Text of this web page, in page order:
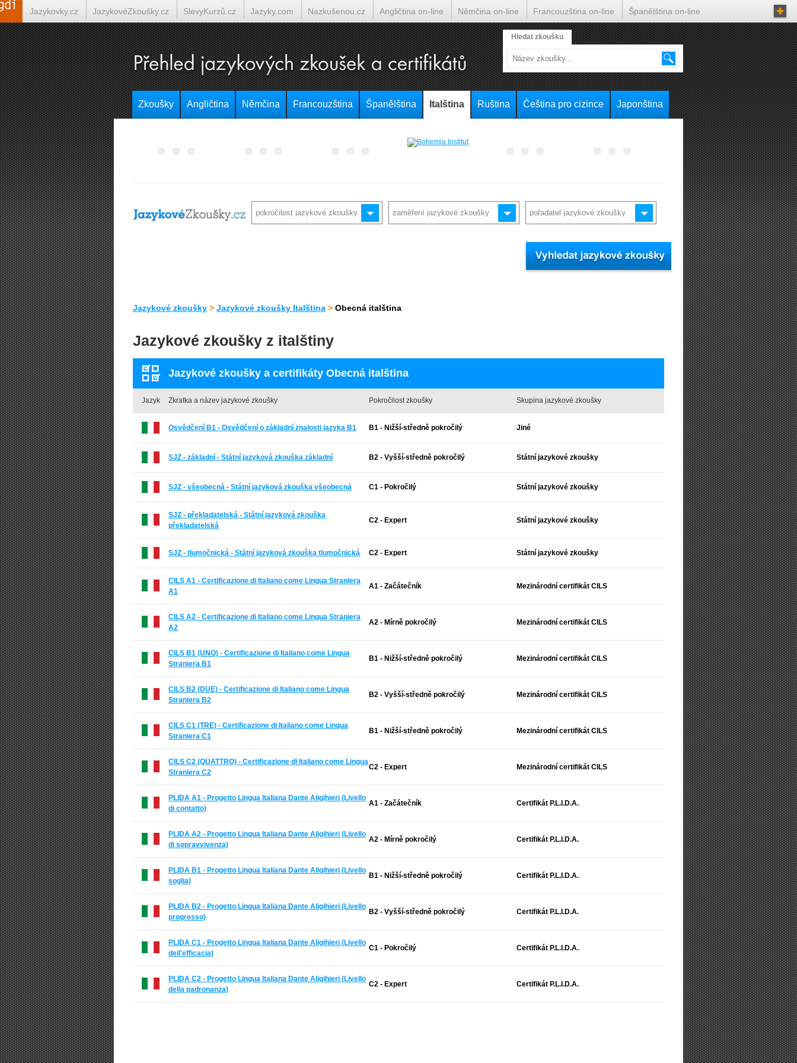
Jazykovky.cz JazykovéZkoušky.cz SlevyKurzů.cz Jazyky.com Nazkušenou.cz Angličtina on-line Němčina on-line Francouzština on-line Španělština on-line
Italština on-line Tlumočení-Překlady.cz Překládá.cz Tlumočí.cz Hledat zkoušku
Zkoušky Angličtina Němčina Francouzština Španělština Italština Ruština Čeština pro cizince Japonština
Jazykové zkoušky > Jazykové zkoušky Italština > Obecná italština
Jazykové zkoušky z italštiny
Jazykové zkoušky a certifikáty Obecná italština
Jazyk Zkratka a název jazykové zkoušky Pokročilost zkoušky Skupina jazykové zkoušky
Osvědčení B1 - Osvědčení o základní znalosti jazyka B1 B1 - Nižší-středně pokročilý Jiné
SJZ - základní - Státní jazyková zkouška základní B2 - Vyšší-středně pokročilý Státní jazykové zkoušky
SJZ - všeobecná - Státní jazyková zkouška všeobecná C1 - Pokročilý Státní jazykové zkoušky
SJZ - překladatelská - Státní jazyková zkouška
překladatelská
C2 - Expert Státní jazykové zkoušky
SJZ - tlumočnická - Státní jazyková zkouška tlumočnická C2 - Expert Státní jazykové zkoušky
CILS A1 - Certificazione di Italiano come Lingua Straniera
A1
A1 - Začátečník Mezinárodní certifikát CILS
CILS A2 - Certificazione di Italiano come Lingua Straniera
A2
A2 - Mírně pokročilý Mezinárodní certifikát CILS
CILS B1 (UNO) - Certificazione di Italiano come Lingua
Straniera B1
B1 - Nižší-středně pokročilý Mezinárodní certifikát CILS
CILS B2 (DUE) - Certificazione di Italiano come Lingua
Straniera B2
B2 - Vyšší-středně pokročilý Mezinárodní certifikát CILS
CILS C1 (TRE) - Certificazione di Italiano come Lingua
Straniera C1
B1 - Nižší-středně pokročilý Mezinárodní certifikát CILS
CILS C2 (QUATTRO) - Certificazione di Italiano come Lingua
Straniera C2
C2 - Expert Mezinárodní certifikát CILS
PLIDA A1 - Progetto Lingua Italiana Dante Aligihieri (Livello
di contatto)
A1 - Začátečník Certifikát P.L.I.D.A.
PLIDA A2 - Progetto Lingua Italiana Dante Aligihieri (Livello
di sopravvivenza)
A2 - Mírně pokročilý Certifikát P.L.I.D.A.
PLIDA B1 - Progetto Lingua Italiana Dante Aligihieri (Livello
soglia)
B1 - Nižší-středně pokročilý Certifikát P.L.I.D.A.
PLIDA B2 - Progetto Lingua Italiana Dante Aligihieri (Livello
progresso)
B2 - Vyšší-středně pokročilý Certifikát P.L.I.D.A.
PLIDA C1 - Progetto Lingua Italiana Dante Aligihieri (Livello
dell'efficacia)
C1 - Pokročilý Certifikát P.L.I.D.A.
PLIDA C2 - Progetto Lingua Italiana Dante Aligihieri (Livello
della padronanza)
C2 - Expert Certifikát P.L.I.D.A.